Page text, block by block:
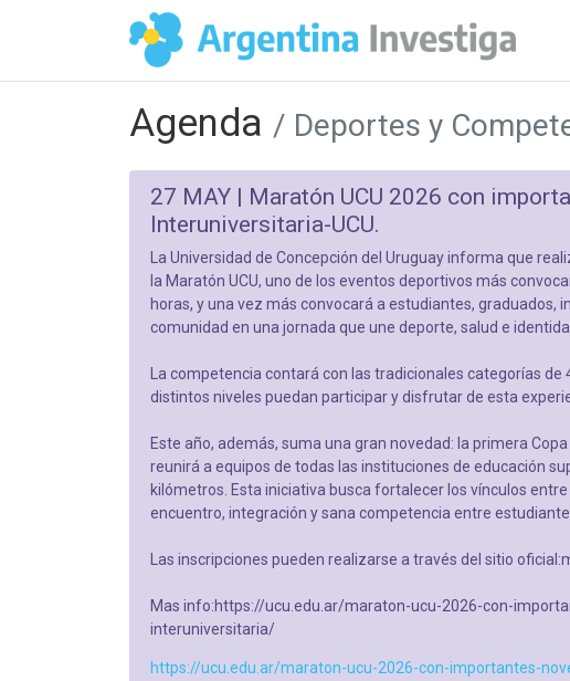
Agenda / Deportes y
27 MAY | Maratón UCU 2026 con
Interuniversitaria-UCU.
La Universidad de Concepción del Uruguay informa que
la Maratón UCU, uno de los eventos deportivos más
horas, y una vez más convocará a estudiantes, graduados,
comunidad en una jornada que une deporte, salud e
La competencia contará con las tradicionales categorías
distintos niveles puedan participar y disfrutar de esta
Este año, además, suma una gran novedad: la primera
reunirá a equipos de todas las instituciones de educación
kilómetros. Esta iniciativa busca fortalecer los vínculos
encuentro, integración y sana competencia entre
Las inscripciones pueden realizarse a través del sitio
Mas info:https://ucu.edu.ar/maraton-ucu-2026-con-
interuniversitaria/
https://ucu.edu.ar/maraton-ucu-2026-con-importantes-